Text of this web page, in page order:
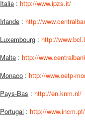
Italie : http://www.ipzs.it/
Irlande : http://
Luxembourg : http://
Malte : http://
Monaco : http://www.oetp-
Pays-Bas : http://en.knm.nl/
Portugal : http://www.incm.pt/